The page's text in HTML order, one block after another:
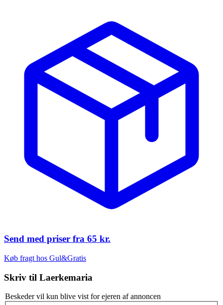
Send med priser fra 65 kr.
Køb fragt hos Gul&Gratis
Skriv til Laerkemaria
Beskeder vil kun blive vist for ejeren af annoncen